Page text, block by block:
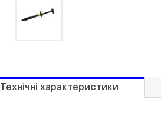
Технічні характеристики